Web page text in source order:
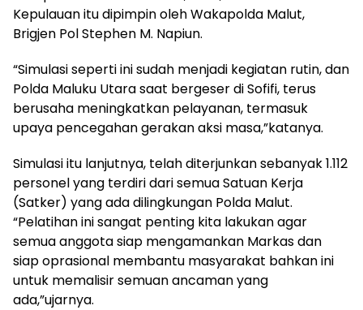
Kepulauan itu dipimpin oleh Wakapolda Malut,
Brigjen Pol Stephen M. Napiun.
“Simulasi seperti ini sudah menjadi kegiatan rutin, dan
Polda Maluku Utara saat bergeser di Sofifi, terus
berusaha meningkatkan pelayanan, termasuk
upaya pencegahan gerakan aksi masa,”katanya.
Simulasi itu lanjutnya, telah diterjunkan sebanyak 1.112
personel yang terdiri dari semua Satuan Kerja
(Satker) yang ada dilingkungan Polda Malut.
“Pelatihan ini sangat penting kita lakukan agar
semua anggota siap mengamankan Markas dan
siap oprasional membantu masyarakat bahkan ini
untuk memalisir semuan ancaman yang
ada,”ujarnya.